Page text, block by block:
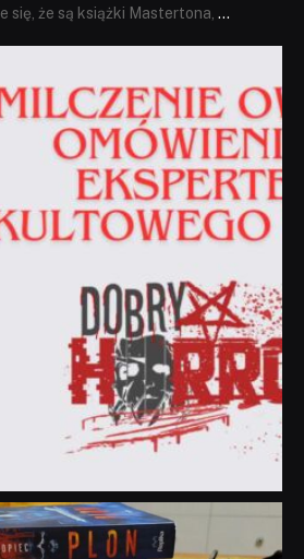
się, że są książki Mastertona, ...
dobryhorror
Lip 31